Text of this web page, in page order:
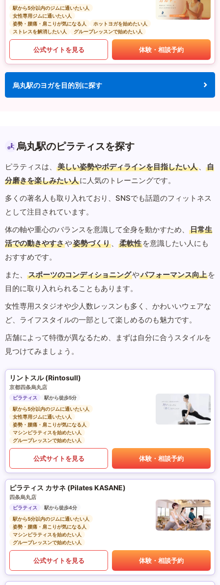
駅から5分以内のジムに通いたい人
女性専用ジムに通いたい人
姿勢・腰痛・肩こりが気になる人
ホットヨガを始めたい人
ストレスを解消したい人
グループレッスンで始めたい人
公式サイトを見る 体験・相談予約
烏丸駅のヨガを目的別に探す
烏丸駅のピラティスを探す
ピラティスは、 美しい姿勢やボディラインを目指したい人 、
自
分磨きを楽しみたい人に人気のトレーニングです。
多くの著名人も取り入れており、SNSでも話題のフィットネス
として注目されています。
体の軸や重心のバランスを意識して全身を動かすため、
日常生
活での動きやすさや姿勢づくり 、 柔軟性 を意識したい人にも
おすすめです。
また、
スポーツのコンディショニングやパフォーマンス向上 を
目的に取り入れられることもあります。
女性専用スタジオや少人数レッスンも多く、かわいいウェアな
ど、ライフスタイルの一部として楽しめるのも魅力です。
店舗によって特徴が異なるため、まずは自分に合うスタイルを
見つけてみましょう。
リントスル (Rintosull)
京都四条烏丸店
ピラティス
駅から徒歩5分
駅から5分以内のジムに通いたい人
女性専用ジムに通いたい人
姿勢・腰痛・肩こりが気になる人
マシンピラティスを始めたい人
グループレッスンで始めたい人
公式サイトを見る 体験・相談予約
ピラティス カサネ (Pilates KASANE)
四条烏丸店
ピラティス
駅から徒歩4分
駅から5分以内のジムに通いたい人
姿勢・腰痛・肩こりが気になる人
マシンピラティスを始めたい人
グループレッスンで始めたい人
公式サイトを見る 体験・相談予約